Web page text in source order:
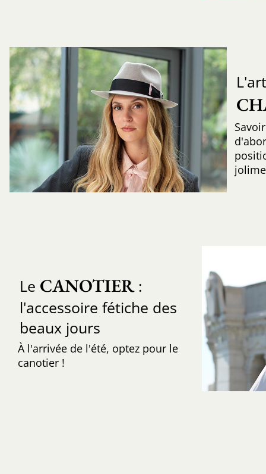
Le CANOTIER:
l'accessoire fétiche des
beaux jours
À l'arrivée de l'été, optez pour le
canotier !